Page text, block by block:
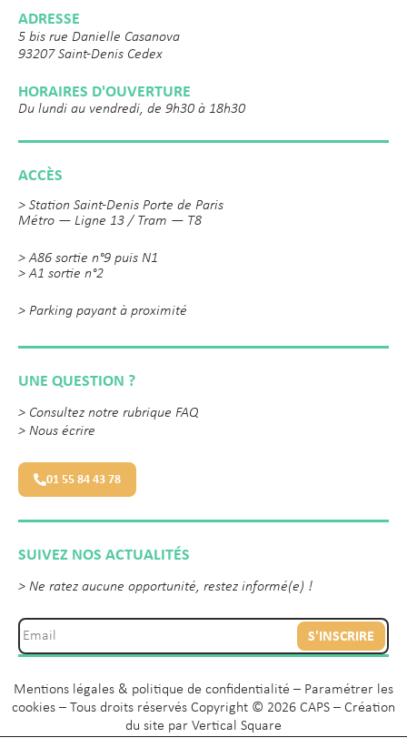
ADRESSE
5 bis rue Danielle Casanova
93207 Saint-Denis Cedex
HORAIRES D'OUVERTURE
Du lundi au vendredi, de 9h30 à 18h30
ACCÈS
> Station Saint-Denis Porte de Paris
Métro — Ligne 13 / Tram — T8
> A86 sortie n°9 puis N1
> A1 sortie n°2
> Parking payant à proximité
UNE QUESTION ?
> Consultez notre rubrique FAQ
> Nous écrire
01 55 84 43 78
SUIVEZ NOS ACTUALITÉS
> Ne ratez aucune opportunité, restez informé(e) !
S'INSCRIRE
Mentions légales & politique de confidentialité – Paramétrer les
cookies – Tous droits réservés Copyright © 2026 CAPS – Création
du site par Vertical Square